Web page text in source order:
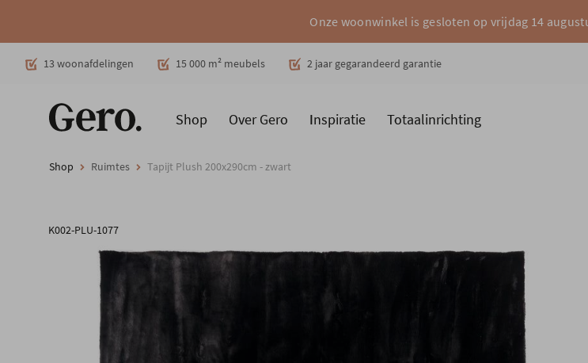
Onze woonwinkel is gesloten op vrijdag 14
13 woonafdelingen 15 000 m² meubels 2 jaar gegarandeerd garantie
Shop Over Gero Inspiratie Totaalinrichting
Promoties Producten Cadeaubon Woonstijlen Ruimtes Merken
Shop Ruimtes Tapijt Plush 200x290cm - zwart
K002-PLU-1077